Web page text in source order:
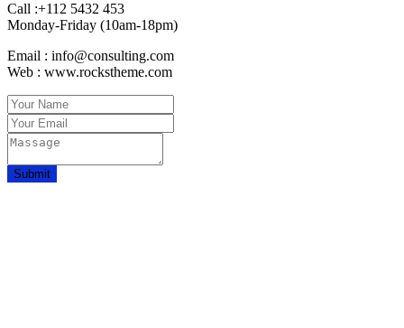
Call :+112 5432 453
Monday-Friday (10am-18pm)
Email : info@consulting.com
Web : www.rockstheme.com
Submit